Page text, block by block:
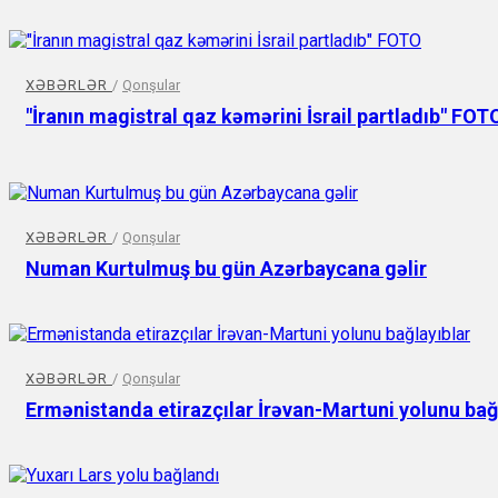
XƏBƏRLƏR / Qonşular
"İranın magistral qaz kəmərini İsrail partladıb"
XƏBƏRLƏR / Qonşular
Numan Kurtulmuş bu gün Azərbaycana gəlir
XƏBƏRLƏR / Qonşular
Ermənistanda etirazçılar İrəvan-Martuni yolunu